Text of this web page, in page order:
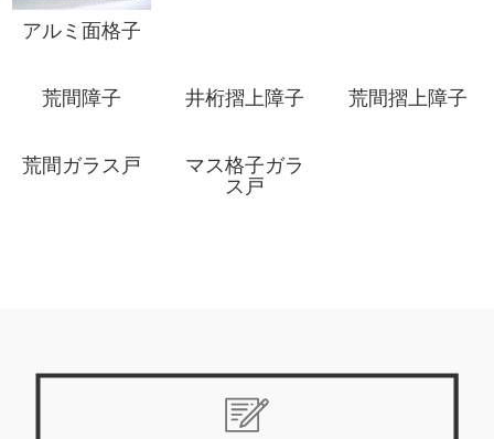
アルミ面格子
荒間障子 井桁摺上障子 荒間摺上障子
荒間ガラス戸
マス格子ガラ
ス戸